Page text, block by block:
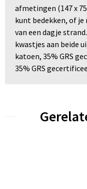
afmetingen (147 x
kunt bedekken, of
van een dagje
kwastjes aan beide
katoen, 35% GRS
35% GRS